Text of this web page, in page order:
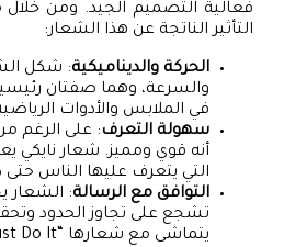
فعالية التصميم الجيد. ومن خلال
التأثير الناتجة عن هذا الشعار:
الحركة والديناميكية: شكل
والسرعة، وهما صفتان
في الملابس والأدوات
سهولة التعرف: على الرغم
أنه قوي ومميز. شعار نايكي
التي يتعرف عليها الناس
التوافق مع الرسالة: الشعار
تشجع على تجاوز الحدود
يتماشى مع شعارها “Just Do It”.